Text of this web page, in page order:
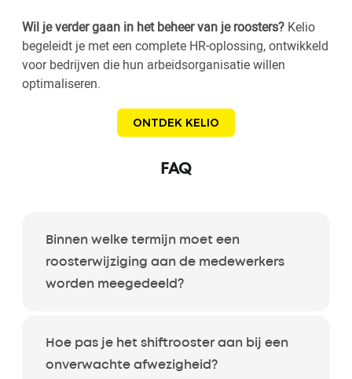
Wil je verder gaan in het beheer van je roosters? Kelio
begeleidt je met een complete HR-oplossing, ontwikkeld
voor bedrijven die hun arbeidsorganisatie willen
optimaliseren.
ONTDEK KELIO
FAQ
Binnen welke termijn moet een
roosterwijziging aan de medewerkers
worden meegedeeld?
Hoe pas je het shiftrooster aan bij een
onverwachte afwezigheid?